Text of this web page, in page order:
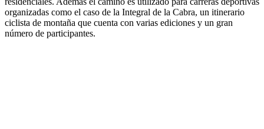
organizadas como el caso de la Integral de la Cabra, un itinerario
ciclista de montaña que cuenta con varias ediciones y un gran
número de participantes.